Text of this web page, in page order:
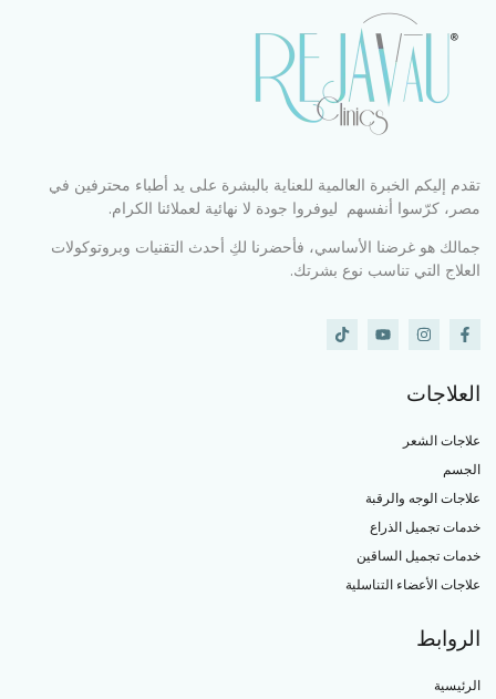
تقدم إليكم الخبرة العالمية للعناية بالبشرة على يد أطباء محترفين في
مصر، كرّسوا أنفسهم ليوفروا جودة لا نهائية لعملائنا الكرام.
جمالك هو غرضنا الأساسي، فأحضرنا لكِ أحدث التقنيات وبروتوكولات
العلاج التي تناسب نوع بشرتك.
العلاجات
علاجات الشعر
الجسم
علاجات الوجه والرقبة
خدمات تجميل الذراع
خدمات تجميل الساقين
علاجات الأعضاء التناسلية
الروابط
الرئيسية